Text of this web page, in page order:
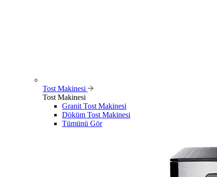
Tost Makinesi
Tost Makinesi
Granit Tost Makinesi
Döküm Tost Makinesi
Tümünü Gör